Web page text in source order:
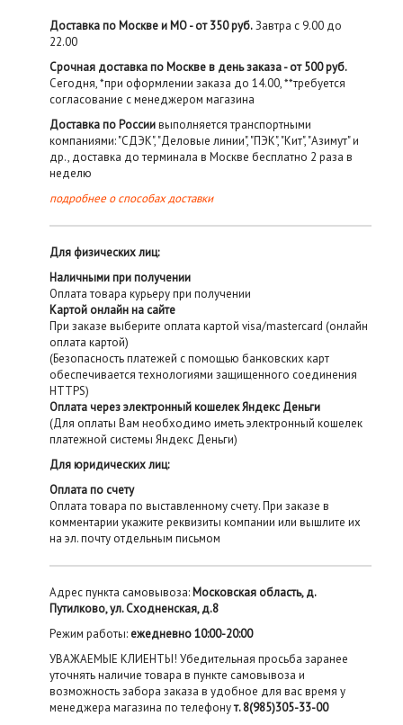
Доставка по Москве и МО - от 350 руб.Завтра с 9.00 до
22.00
Срочная доставка по Москве в день заказа - от 500 руб.
Сегодня, *при оформлении заказа до 14.00, **требуется
согласование с менеджером магазина
Доставка по Россиивыполняется транспортными
компаниями: "СДЭК", "Деловые линии", "ПЭК", "Кит", "Азимут" и
др., доставка до терминала в Москве бесплатно 2 раза в
неделю
подробнее о способах доставки
Для физических лиц:
Наличными при получении
Оплата товара курьеру при получении
Картой онлайн на сайте
При заказе выберите оплата картой visa/mastercard (онлайн
оплата картой)
(Безопасность платежей с помощью банковских карт
обеспечивается технологиями защищенного соединения
HTTPS)
Оплата через электронный кошелек Яндекс Деньги
(Для оплаты Вам необходимо иметь электронный кошелек
платежной системы Яндекс Деньги)
Для юридических лиц:
Оплата по счету
Оплата товара по выставленному счету. При заказе в
комментарии укажите реквизиты компании или вышлите их
на эл. почту отдельным письмом
Адрес пункта самовывоза: Московская область, д.
Путилково, ул. Сходненская, д.8
Режим работы: ежедневно 10:00-20:00
УВАЖАЕМЫЕ КЛИЕНТЫ! Убедительная просьба заранее
уточнять наличие товара в пункте самовывоза и
возможность забора заказа в удобное для вас время у
менеджера магазина по телефонут. 8(985)305-33-00